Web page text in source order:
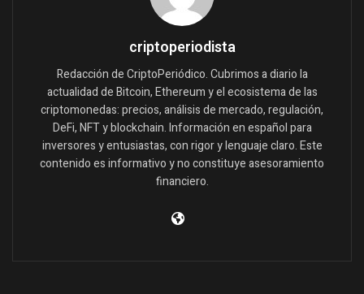
criptoperiodista
Redacción de CriptoPeriódico. Cubrimos a diario la
actualidad de Bitcoin, Ethereum y el ecosistema de las
criptomonedas: precios, análisis de mercado, regulación,
DeFi, NFT y blockchain. Información en español para
inversores y entusiastas, con rigor y lenguaje claro. Este
contenido es informativo y no constituye asesoramiento
financiero.